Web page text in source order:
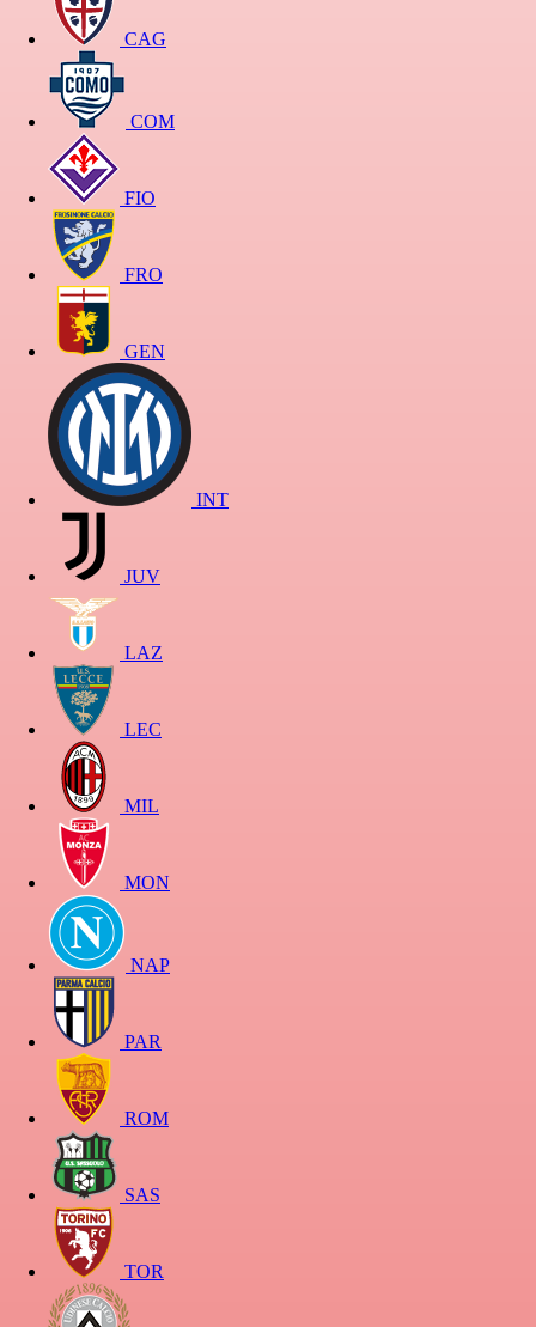
CAG
COM
FIO
FRO
GEN
INT
JUV
LAZ
LEC
MIL
MON
NAP
PAR
ROM
SAS
TOR